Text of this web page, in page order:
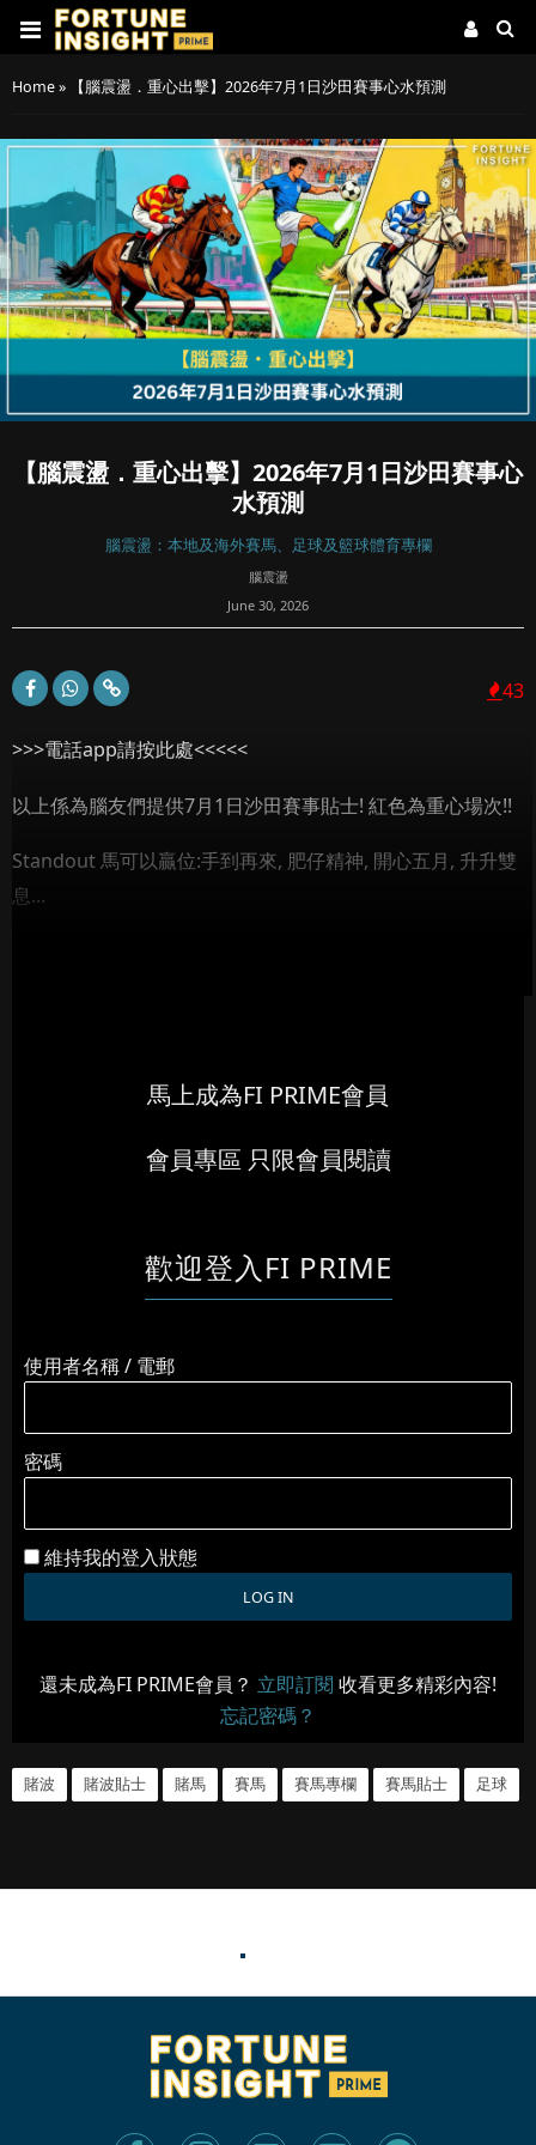
Home» 【腦震盪．重心出擊】2026年7月1日沙田賽事心水預測
【腦震盪．重心出擊】2026年7月1日沙田賽事心
水預測
腦震盪：本地及海外賽馬、足球及籃球體育專欄
腦震盪
June 30, 2026
43
>>>電話app請按此處<<<<<
以上係為腦友們提供7月1日沙田賽事貼士! 紅色為重心場次!!
Standout 馬可以贏位:手到再來, 肥仔精神, 開心五月, 升升雙
息...
馬上成為FI PRIME會員
會員專區 只限會員閱讀
歡迎登入FI PRIME
使用者名稱 / 電郵
密碼
維持我的登入狀態
還未成為FI PRIME會員？ 立即訂閱 收看更多精彩內容!
忘記密碼？
賭波 賭波貼士 賭馬 賽馬 賽馬專欄 賽馬貼士 足球